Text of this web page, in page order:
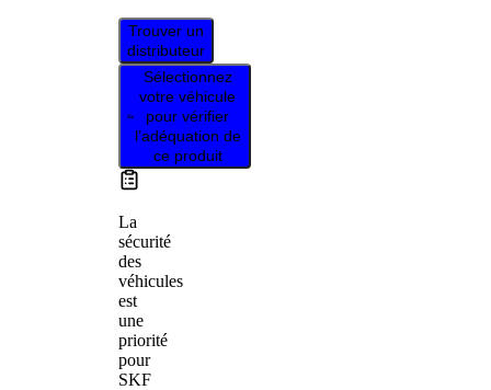
Trouver un
distributeur
Sélectionnez
votre véhicule
pour vérifier
l’adéquation de
ce produit
La
sécurité
des
véhicules
est
une
priorité
pour
SKF